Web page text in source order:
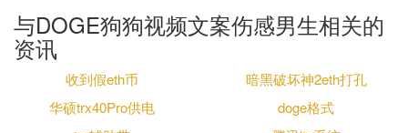
**一、Doge的起源**
首先，我们来了解一下“doge”这个词的起源。其
实，“doge”这个词源自一个流行的网络表情符号——
Doge Face。这个符号通常表现为一张可爱的狗狗头
像，搭配一些有趣的文字或短语。随着时间的推移，
与DOGE狗狗视频文案伤感男生相关的
资讯
收到假eth币
暗黑破坏神2eth打孔
华硕trx40Pro供电
doge格式